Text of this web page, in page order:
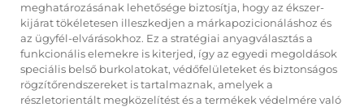
meghatározásának lehetősége biztosítja, hogy az ékszer-
kijárat tökéletesen illeszkedjen a márkapozicionáláshoz és
az ügyfél-elvárásokhoz. Ez a stratégiai anyagválasztás a
funkcionális elemekre is kiterjed, így az egyedi megoldások
speciális belső burkolatokat, védőfelületeket és biztonságos
rögzítőrendszereket is tartalmaznak, amelyek a
részletorientált megközelítést és a termékek védelmére való